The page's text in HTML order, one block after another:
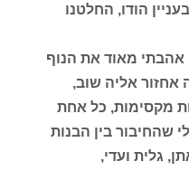
הודו, החלטנו
מאוד את הנוף
אחזור אליה שוב,
מקסימות, כל אחת
שהחיבור בין הבנות
גלית ועדי,